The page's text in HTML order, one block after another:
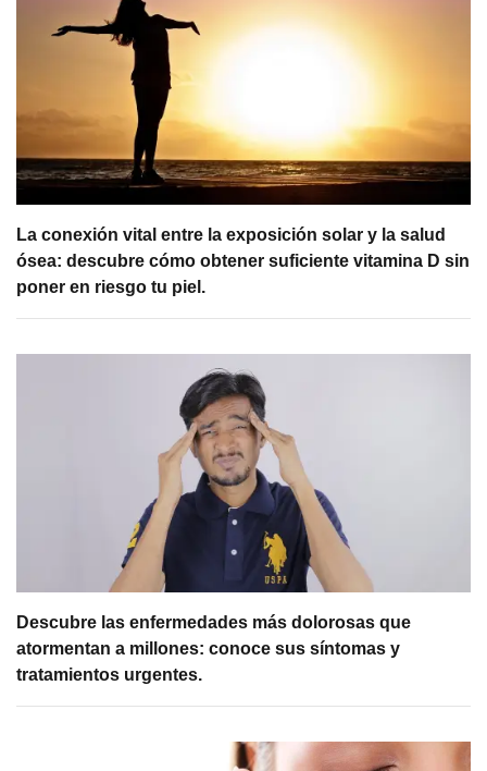
La conexión vital entre la exposición solar y la salud
ósea: descubre cómo obtener suficiente vitamina D sin
poner en riesgo tu piel.
Descubre las enfermedades más dolorosas que
atormentan a millones: conoce sus síntomas y
tratamientos urgentes.